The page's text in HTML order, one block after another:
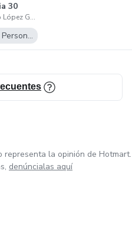
30
Jose Antonio López García
Desarrollo Personal
la opinión de Hotmart.
denúncialas aquí